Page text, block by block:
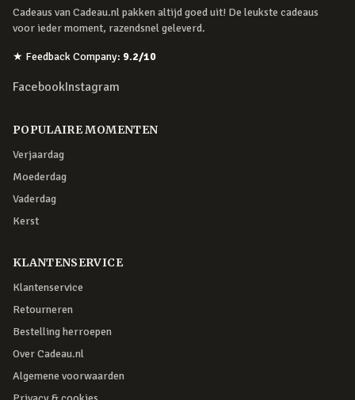
Cadeaus van Cadeau.nl pakken altijd goed uit! De leukste cadeaus
voor ieder moment, razendsnel geleverd.
★ Feedback Company: 9.2/10
FacebookInstagram
POPULAIRE MOMENTEN
Verjaardag
Moederdag
Vaderdag
Kerst
KLANTENSERVICE
Klantenservice
Retourneren
Bestelling herroepen
Over Cadeau.nl
Algemene voorwaarden